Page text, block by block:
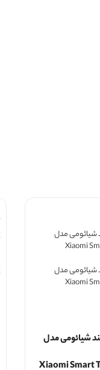
شیائومی مدل
Xiaomi Smart